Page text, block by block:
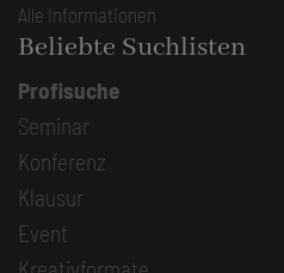
Alle Informationen
Beliebte Suchlisten
Profisuche
Seminar
Konferenz
Klausur
Event